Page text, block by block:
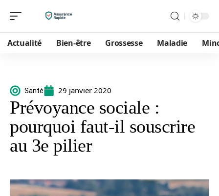
Actualité Bien-être Grossesse Maladie
Santé 29 janvier 2020
Prévoyance sociale :
pourquoi faut-il souscrire
au 3e pilier